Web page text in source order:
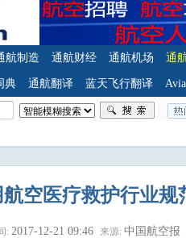
航制造 通航财经 通航机场 通
典 通航翻译 蓝天飞行翻译
航空医疗救护行业
: 2017-12-21 09:46 来源: 中国航空报